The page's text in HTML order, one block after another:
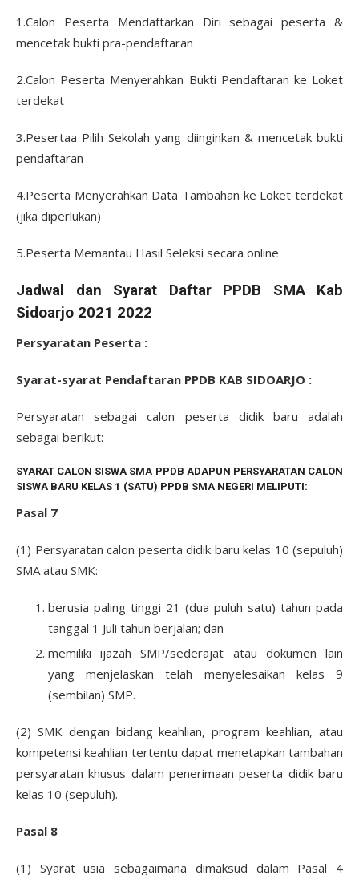
1.Calon Peserta Mendaftarkan Diri sebagai peserta &
mencetak bukti pra-pendaftaran
2.Calon Peserta Menyerahkan Bukti Pendaftaran ke Loket
terdekat
3.Pesertaa Pilih Sekolah yang diinginkan & mencetak bukti
pendaftaran
4.Peserta Menyerahkan Data Tambahan ke Loket terdekat
(jika diperlukan)
5.Peserta Memantau Hasil Seleksi secara online
Jadwal dan Syarat Daftar PPDB SMA Kab
Sidoarjo 2021 2022
Persyaratan Peserta :
Syarat-syarat Pendaftaran PPDB KAB SIDOARJO :
Persyaratan sebagai calon peserta didik baru adalah
sebagai berikut:
SYARAT CALON SISWA SMA PPDB ADAPUN PERSYARATAN CALON
SISWA BARU KELAS 1 (SATU) PPDB SMA NEGERI MELIPUTI:
Pasal 7
(1) Persyaratan calon peserta didik baru kelas 10 (sepuluh)
SMA atau SMK:
berusia paling tinggi 21 (dua puluh satu) tahun pada
tanggal 1 Juli tahun berjalan; dan
memiliki ijazah SMP/sederajat atau dokumen lain
yang menjelaskan telah menyelesaikan kelas 9
(sembilan) SMP.
(2) SMK dengan bidang keahlian, program keahlian, atau
kompetensi keahlian tertentu dapat menetapkan tambahan
persyaratan khusus dalam penerimaan peserta didik baru
kelas 10 (sepuluh).
Pasal 8
(1) Syarat usia sebagaimana dimaksud dalam Pasal 4